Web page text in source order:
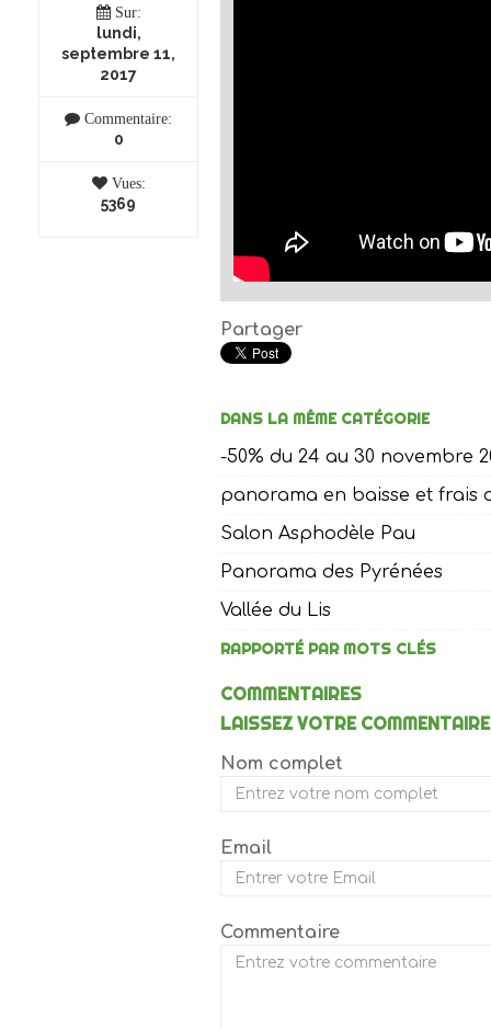
Sur:
lundi,
septembre 11,
2017
Commentaire:
0
Vues:
5369
Partager
DANS LA MÊME CATÉGORIE
-50% du 24 au 30 novembre
panorama en baisse et frais
Salon Asphodèle Pau
Panorama des Pyrénées
Vallée du Lis
RAPPORTÉ PAR MOTS CLÉS
COMMENTAIRES
LAISSEZ VOTRE COMMENTAIRE
Nom complet
Email
Commentaire